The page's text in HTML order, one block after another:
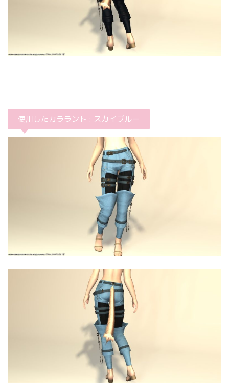
使用したカララント : スカイブルー